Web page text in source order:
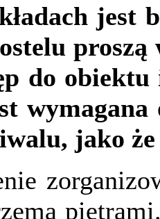
jest
do obiektu
jako